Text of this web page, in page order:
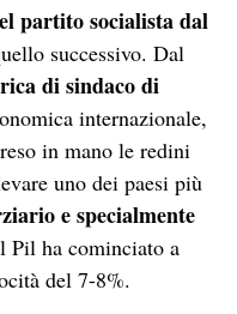
partito socialista dal
successivo. Dal
di sindaco di
internazionale,
in mano le redini
uno dei paesi più
e specialmente
Pil ha cominciato a
del 7-8%.